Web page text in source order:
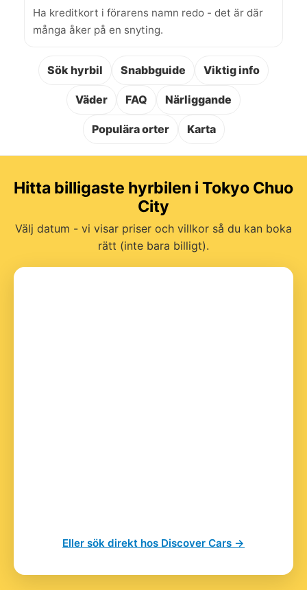
Ha kreditkort i förarens namn redo - det är där
många åker på en snyting.
Sök hyrbil Snabbguide Viktig info
Väder FAQ Närliggande
Populära orter Karta
Hitta billigaste hyrbilen i Tokyo Chuo
City
Välj datum - vi visar priser och villkor så du kan boka
rätt (inte bara billigt).
Eller sök direkt hos Discover Cars →